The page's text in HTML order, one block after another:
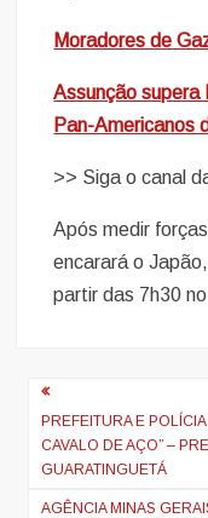
Moradores de
Assunção supera
Pan-Americanos
>> Siga o canal
Após medir
encarará o
partir das 7h30
Navegação
de
artigos
PREFEITURA E
CAVALO DE AÇO” –
GUARATINGUETÁ
AGÊNCIA MINAS